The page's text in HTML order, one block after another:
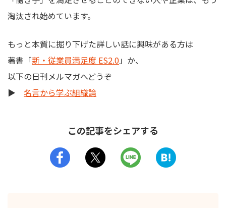
淘汰され始めています。
もっと本質に掘り下げた詳しい話に興味がある方は
著書「新・従業員満足度 ES2.0」か、
以下の日刊メルマガへどうぞ
▶ 名言から学ぶ組織論
この記事をシェアする